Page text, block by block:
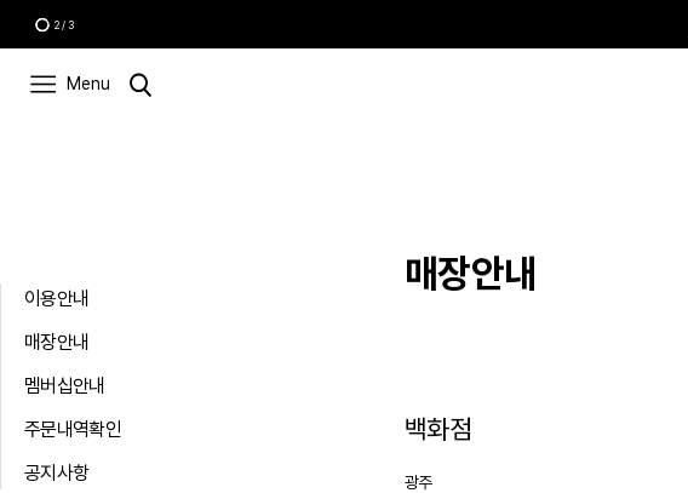
3 / 3
Menu
이용안내
매장안내
멤버십안내
주문내역확인
공지사항
매장안내
백화점
광주